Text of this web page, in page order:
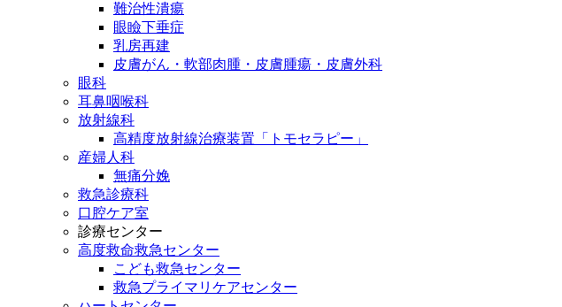
難治性潰瘍
眼瞼下垂症
乳房再建
皮膚がん・軟部肉腫・皮膚腫瘍・皮膚外科
眼科
耳鼻咽喉科
放射線科
高精度放射線治療装置「トモセラピー」
産婦人科
無痛分娩
救急診療科
口腔ケア室
診療センター
高度救命救急センター
こども救急センター
救急プライマリケアセンター